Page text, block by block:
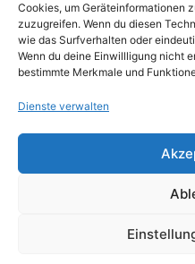
Cookies, um Geräteinformationen
zuzugreifen. Wenn du diesen
wie das Surfverhalten oder
Wenn du deine Einwillligung nicht
bestimmte Merkmale und
Dienste verwalten
"Es ist ein
den Kindern fördert
es ist spannend, die
Cookie-